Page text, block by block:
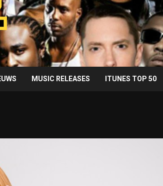
MUSIC RELEASES ITUNES TOP 50